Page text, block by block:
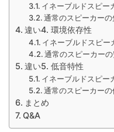
イネーブルドスピー
通常のスピーカー
違い4. 環境依存性
イネーブルドスピー
通常のスピーカー
違い5. 低音特性
イネーブルドスピー
通常のスピーカーの
まとめ
Q&A